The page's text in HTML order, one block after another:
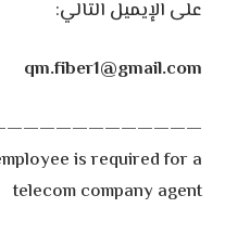
على الإيميل التالي:
qm.fiber1@gmail.com
is required for a
telecom company agent